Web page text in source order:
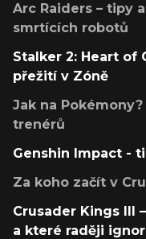
Arc Raiders – tipy
smrtících robotů
Stalker 2: Heart of
přežití v Zóně
Jak na
trenérů
Genshin Impact -
Za koho začít v
Crusader Kings III
a které raději